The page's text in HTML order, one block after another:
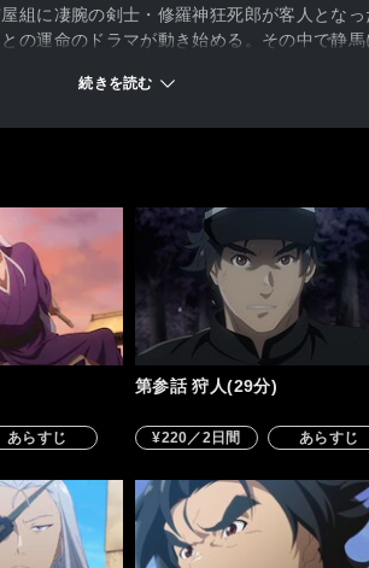
組に凄腕の剣士・修羅神狂死郎が客人とな
の運命のドラマが動き始める。その中で静
続きを読む
あらすじ
第参話 狩人(29分)
¥220／2日間 あらすじ